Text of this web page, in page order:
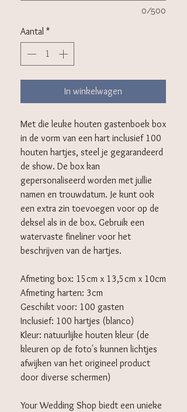
0/500
Aantal *
In winkelwagen
Met die leuke houten gastenboek box
in de vorm van een hart inclusief 100
houten hartjes, steel je gegarandeerd
de show. De box kan
gepersonaliseerd worden met jullie
namen en trouwdatum. Je kunt ook
een extra zin toevoegen voor op de
deksel als in de box. Gebruik een
watervaste fineliner voor het
beschrijven van de hartjes.
Afmeting box: 15cm x 13,5cm x 10cm
Afmeting harten: 3cm
Geschikt voor: 100 gasten
Inclusief: 100 hartjes (blanco)
Kleur: natuurlijke houten kleur (de
kleuren op de foto's kunnen lichtjes
afwijken van het origineel product
door diverse schermen)
Your Wedding Shop biedt een unieke